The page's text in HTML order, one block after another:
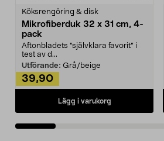
Köksrengöring & disk
Mikrofiberduk 32 x 31 cm, 4-
pack
Aftonbladets "självklara favorit” i
test av d...
Utförande: Grå/beige
39,90
Lägg i varukorg